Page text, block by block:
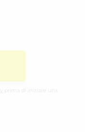
prima di iniziare una